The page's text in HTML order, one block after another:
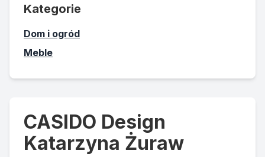
Kategorie
Dom i ogród
Meble
CASIDO Design
Katarzyna Żuraw